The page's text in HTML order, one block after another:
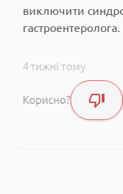
виключити
4 тижні тому
Корисно?